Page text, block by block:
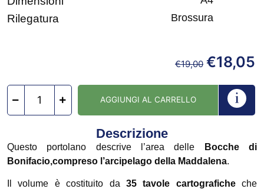
Rilegatura Brossura
€19,00 €18,05
AGGIUNGI AL CARRELLO
Descrizione
Questo portolano descrive l’area delle
Bocche di
Bonifacio,compreso l’arcipelago della Maddalena.
Il volume è costituito da 35 tavole cartograficheche